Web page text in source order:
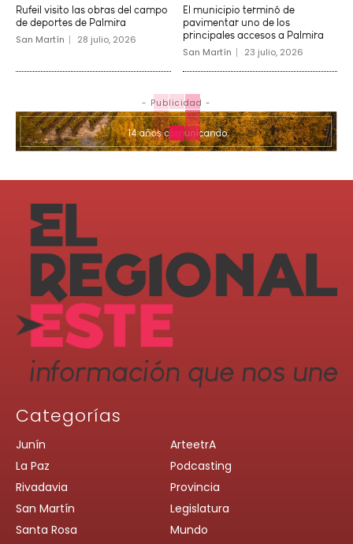
Rufeil visito las obras del campo
de deportes de Palmira
San Martín 28 julio, 2026
El municipio terminó de
pavimentar uno de los
principales accesos a Palmira
San Martín 23 julio, 2026
- Publicidad -
Categorías
Junín
La Paz
Rivadavia
San Martín
Santa Rosa
ArteetrA
Podcasting
Provincia
Legislatura
Mundo